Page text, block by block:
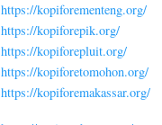
https://kopiforementeng.org/
https://kopiforepik.org/
https://kopiforepluit.org/
https://kopiforetomohon.org/
https://kopiforemakassar.org/